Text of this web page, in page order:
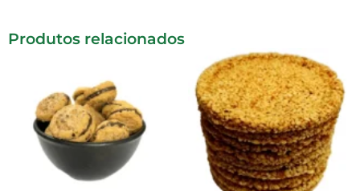
Produtos relacionados